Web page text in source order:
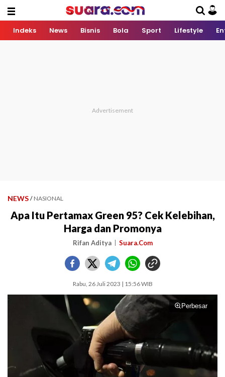
Indeks News Bisnis Bola Sport Lifestyle
NEWS / NASIONAL
Apa Itu Pertamax Green 95? Cek Kelebihan,
Harga dan Promonya
Rifan Aditya Suara.Com
Rabu, 26 Juli 2023 | 15:56 WIB
Perbesar